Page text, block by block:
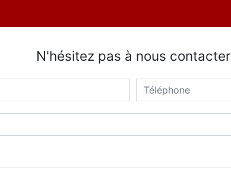
N'hésitez pas à nous contacter